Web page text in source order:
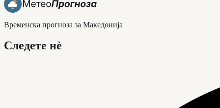
Временска прогноза за Македонија
Следете нè